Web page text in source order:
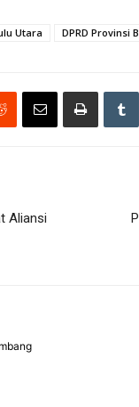
Utara DPRD Provinsi
Aliansi